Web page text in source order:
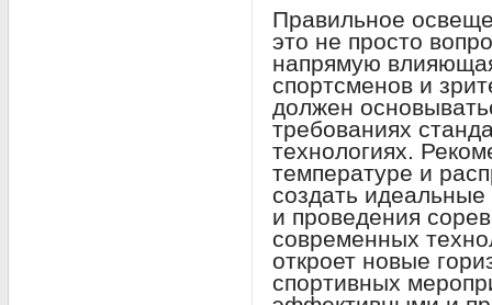
Правильное
это не просто
напрямую
спортсменов и
должен
требованиях
технологиях.
температуре и
создать
и проведения
современных
откроет новые
спортивных